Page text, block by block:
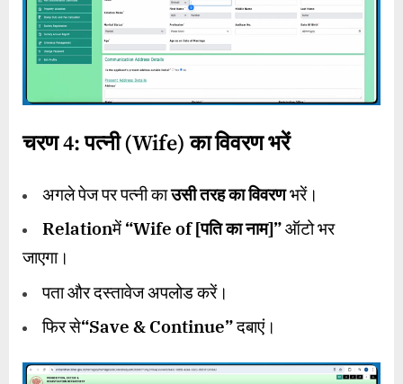
चरण4:पत्नी (Wife)का विवरण भरें
अगले पेज पर पत्नी काउसी तरह का विवरणभरें।
Relationमें “Wife of [पति का नाम]”ऑटो भर
जाएगा।
पता और दस्तावेज अपलोड करें।
फिर से“Save & Continue”दबाएं।